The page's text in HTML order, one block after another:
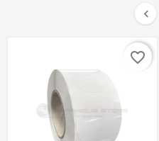

favorite_border